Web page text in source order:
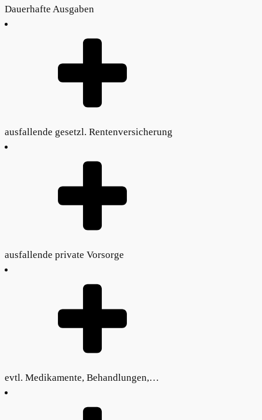
Dauerhafte Ausgaben
ausfallende gesetzl. Rentenversicherung
ausfallende private Vorsorge
evtl. Medikamente, Behandlungen,…